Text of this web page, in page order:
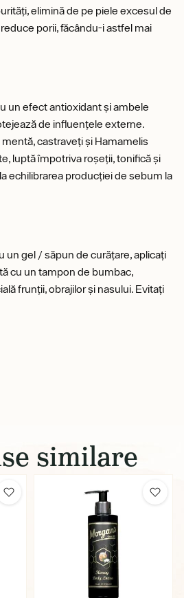
elimină de pe piele excesul de
porii, făcându-i astfel mai
un efect antioxidant și ambele
de influențele externe.
castraveți și Hamamelis
luptă împotriva roșeții, tonifică și
echilibrarea producției de sebum la
un gel / săpun de curățare, aplicați
cu un tampon de bumbac,
frunții, obrajilor și nasului. Evitați
similare